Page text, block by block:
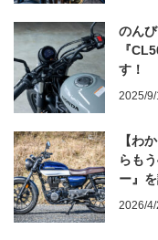
のん
『
す！
2025/
【わ
らも
ー』
う？
2026/